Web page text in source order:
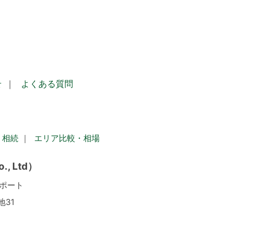
｜ よくある質問
相続 ｜ エリア比較・相場
Ltd）
ート
31